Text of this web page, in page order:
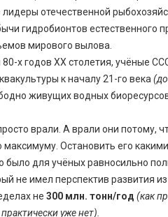
отечественной
гидробионтов естественного
мирового вылова.
х годов XX столетия, учёные
к началу 21-го века
живущих водных
врали. А врали они потому,
Остановить его
было для учёных равносильно
не имел перспектив развития
не 300 млн. тонн/год (как
уже нет).